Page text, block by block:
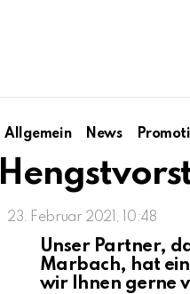
Allgemein News
23. Februar 2021, 10:48
Unser Partner,
Marbach, hat
wir Ihnen gerne